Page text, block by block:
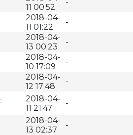
11 00:52
-
2018-04-
11 01:22
-
2018-04-
13 00:23
-
2018-04-
10 17:09
-
2018-04-
12 17:48
-
2018-04-
11 21:47
-
2018-04-
13 02:37
-